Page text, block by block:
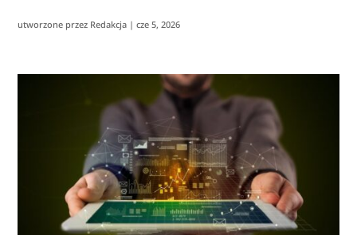
utworzone przez Redakcja |cze 5, 2026